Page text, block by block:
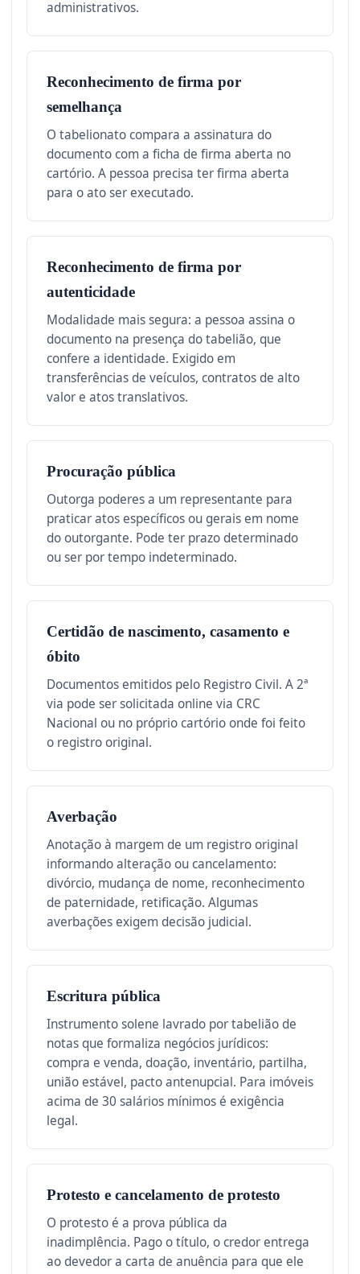
administrativos.
Reconhecimento de firma por
semelhança
O tabelionato compara a assinatura do
documento com a ficha de firma aberta no
cartório. A pessoa precisa ter firma aberta
para o ato ser executado.
Reconhecimento de firma por
autenticidade
Modalidade mais segura: a pessoa assina o
documento na presença do tabelião, que
confere a identidade. Exigido em
transferências de veículos, contratos de alto
valor e atos translativos.
Procuração pública
Outorga poderes a um representante para
praticar atos específicos ou gerais em nome
do outorgante. Pode ter prazo determinado
ou ser por tempo indeterminado.
Certidão de nascimento, casamento e
óbito
Documentos emitidos pelo Registro Civil. A 2ª
via pode ser solicitada online via CRC
Nacional ou no próprio cartório onde foi feito
o registro original.
Averbação
Anotação à margem de um registro original
informando alteração ou cancelamento:
divórcio, mudança de nome, reconhecimento
de paternidade, retificação. Algumas
averbações exigem decisão judicial.
Escritura pública
Instrumento solene lavrado por tabelião de
notas que formaliza negócios jurídicos:
compra e venda, doação, inventário, partilha,
união estável, pacto antenupcial. Para imóveis
acima de 30 salários mínimos é exigência
legal.
Protesto e cancelamento de protesto
O protesto é a prova pública da
inadimplência. Pago o título, o credor entrega
ao devedor a carta de anuência para que ele